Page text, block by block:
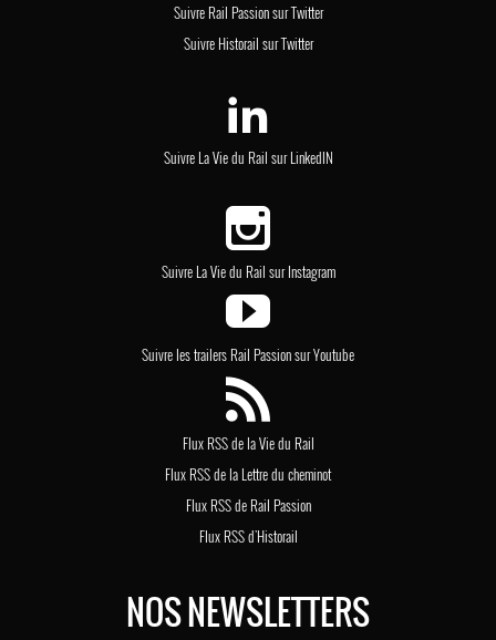
Suivre Rail Passion sur Twitter
Suivre Historail sur Twitter
Suivre La Vie du Rail sur LinkedIN
Suivre La Vie du Rail sur Instagram
Suivre les trailers Rail Passion sur Youtube
Flux RSS de la Vie du Rail
Flux RSS de la Lettre du cheminot
Flux RSS de Rail Passion
Flux RSS d'Historail
NOS NEWSLETTERS